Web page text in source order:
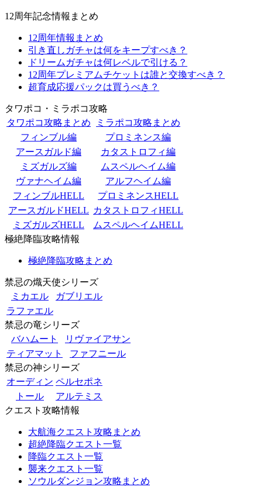
12周年記念情報まとめ
12周年情報まとめ
引き直しガチャは何をキープすべき？
ドリームガチャは何レベルで引ける？
12周年プレミアムチケットは誰と交換すべき？
超育成応援パックは買うべき？
タワポコ・ミラポコ攻略
タワポコ攻略まとめ
ミラポコ攻略まとめ
フィンブル編
プロミネンス編
アースガルド編
カタストロフィ編
ミズガルズ編
ムスペルヘイム編
ヴァナヘイム編
アルフヘイム編
フィンブルHELL
プロミネンスHELL
アースガルドHELL カタストロフィHELL
ミズガルズHELL
ムスペルヘイムHELL
極絶降臨攻略情報
極絶降臨攻略まとめ
禁忌の熾天使シリーズ
ミカエル
ガブリエル
ラファエル
禁忌の竜シリーズ
バハムート
リヴァイアサン
ティアマット
ファフニール
禁忌の神シリーズ
オーディン ペルセポネ
トール
アルテミス
クエスト攻略情報
大航海クエスト攻略まとめ
超絶降臨クエスト一覧
降臨クエスト一覧
襲来クエスト一覧
ソウルダンジョン攻略まとめ